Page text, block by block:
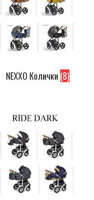
NEXXO Колички (8)